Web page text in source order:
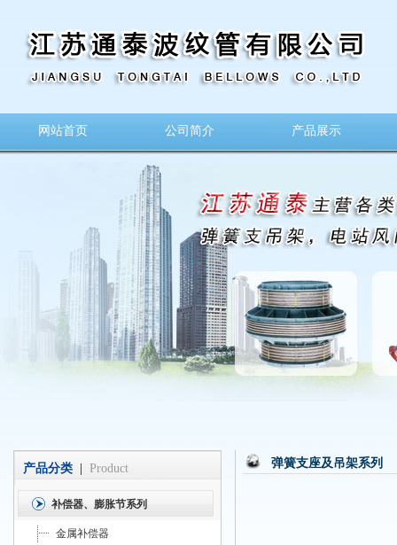
网站首页 公司简介 产品展示
产品分类 Product
补偿器、膨胀节系列
金属补偿器
弹簧支座及吊架系列